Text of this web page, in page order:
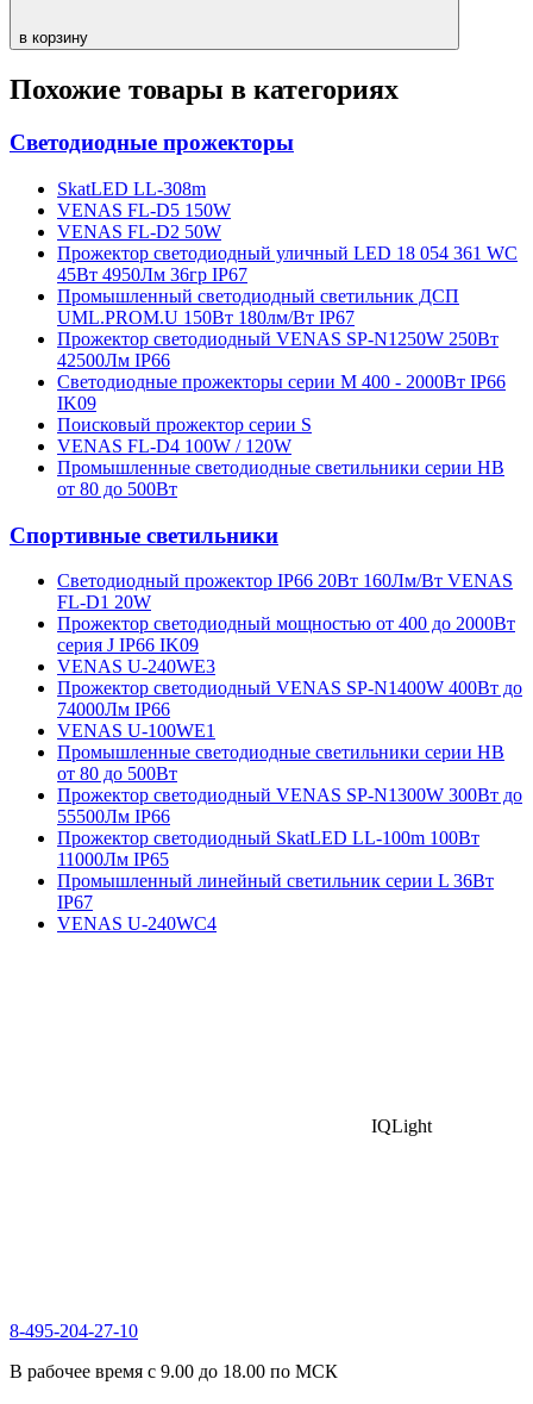
в корзину
Похожие товары в категориях
Светодиодные прожекторы
SkatLED LL-308m
VENAS FL-D5 150W
VENAS FL-D2 50W
Прожектор светодиодный уличный LED 18 054 361 WC
45Вт 4950Лм 36гр IP67
Промышленный светодиодный светильник ДСП
UML.PROM.U 150Вт 180лм/Вт IP67
Прожектор светодиодный VENAS SP-N1250W 250Вт
42500Лм IP66
Светодиодные прожекторы серии М 400 - 2000Вт IP66
IK09
Поисковый прожектор серии S
VENAS FL-D4 100W / 120W
Промышленные светодиодные светильники серии HB
от 80 до 500Вт
Спортивные светильники
Cветодиодный прожектор IP66 20Вт 160Лм/Вт VENAS
FL-D1 20W
Прожектор светодиодный мощностью от 400 до 2000Вт
серия J IP66 IK09
VENAS U-240WE3
Прожектор светодиодный VENAS SP-N1400W 400Вт до
74000Лм IP66
VENAS U-100WE1
Промышленные светодиодные светильники серии HB
от 80 до 500Вт
Прожектор светодиодный VENAS SP-N1300W 300Вт до
55500Лм IP66
Прожектор светодиодный SkatLED LL-100m 100Вт
11000Лм IP65
Промышленный линейный светильник серии L 36Вт
IP67
VENAS U-240WC4
IQLight
8-495-204-27-10
В рабочее время с 9.00 до 18.00 по МСК